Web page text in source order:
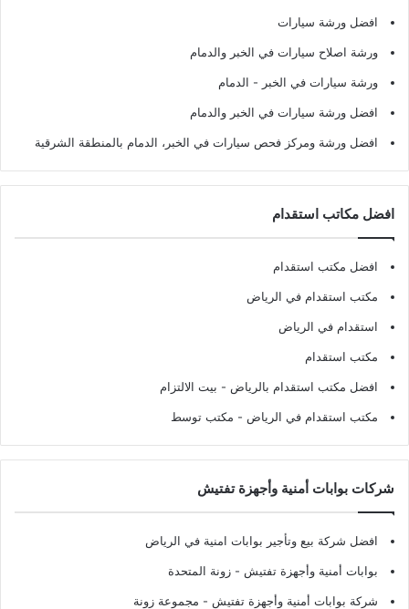
افضل ورشة سيارات
ورشة اصلاح سيارات في الخبر والدمام
ورشة سيارات في الخبر - الدمام
افضل ورشة سيارات في الخبر والدمام
افضل ورشة ومركز فحص سيارات في الخبر، الدمام بالمنطقة الشرقية
افضل مكاتب استقدام
افضل مكتب استقدام
مكتب استقدام في الرياض
استقدام في الرياض
مكتب استقدام
افضل مكتب استقدام بالرياض - بيت الالتزام
مكتب استقدام في الرياض - مكتب توسط
شركات بوابات أمنية وأجهزة تفتيش
افضل شركة بيع وتأجير بوابات امنية في الرياض
بوابات أمنية وأجهزة تفتيش - زونة المتحدة
شركة بوابات أمنية وأجهزة تفتيش - مجموعة زونة